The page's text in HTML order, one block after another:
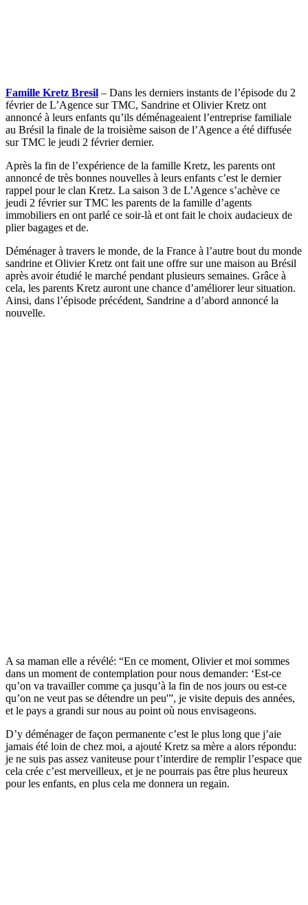
Famille Kretz Bresil – Dans les derniers instants de l’épisode du 2
février de L’Agence sur TMC, Sandrine et Olivier Kretz ont
annoncé à leurs enfants qu’ils déménageaient l’entreprise familiale
au Brésil la finale de la troisième saison de l’Agence a été diffusée
sur TMC le jeudi 2 février dernier.
Après la fin de l’expérience de la famille Kretz, les parents ont
annoncé de très bonnes nouvelles à leurs enfants c’est le dernier
rappel pour le clan Kretz. La saison 3 de L’Agence s’achève ce
jeudi 2 février sur TMC les parents de la famille d’agents
immobiliers en ont parlé ce soir-là et ont fait le choix audacieux de
plier bagages et de.
Déménager à travers le monde, de la France à l’autre bout du monde
sandrine et Olivier Kretz ont fait une offre sur une maison au Brésil
après avoir étudié le marché pendant plusieurs semaines. Grâce à
cela, les parents Kretz auront une chance d’améliorer leur situation.
Ainsi, dans l’épisode précédent, Sandrine a d’abord annoncé la
nouvelle.
A sa maman elle a révélé: “En ce moment, Olivier et moi sommes
dans un moment de contemplation pour nous demander: ‘Est-ce
qu’on va travailler comme ça jusqu’à la fin de nos jours ou est-ce
qu’on ne veut pas se détendre un peu'”, je visite depuis des années,
et le pays a grandi sur nous au point où nous envisageons.
D’y déménager de façon permanente c’est le plus long que j’aie
jamais été loin de chez moi, a ajouté Kretz sa mère a alors répondu:
je ne suis pas assez vaniteuse pour t’interdire de remplir l’espace que
cela crée c’est merveilleux, et je ne pourrais pas être plus heureux
pour les enfants, en plus cela me donnera un regain.